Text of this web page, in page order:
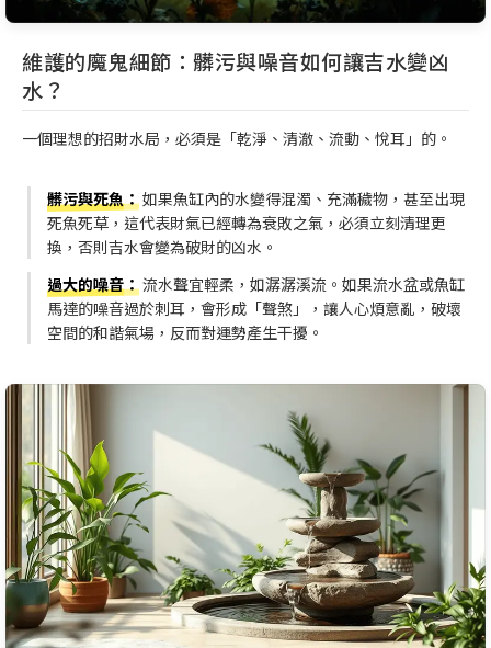
維護的魔鬼細節：髒污與噪音如何讓吉水變凶
水？
一個理想的招財水局，必須是「乾淨、清澈、流動、悅耳」的。
髒污與死魚：如果魚缸內的水變得混濁、充滿穢物，甚至出現
死魚死草，這代表財氣已經轉為衰敗之氣，必須立刻清理更
換，否則吉水會變為破財的凶水。
過大的噪音：流水聲宜輕柔，如潺潺溪流。如果流水盆或魚缸
馬達的噪音過於刺耳，會形成「聲煞」，讓人心煩意亂，破壞
空間的和諧氣場，反而對運勢產生干擾。